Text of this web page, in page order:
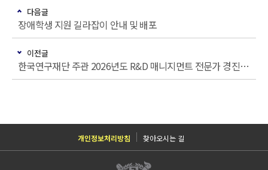
다음글
장애학생 지원 길라잡이 안내 및 배포
이전글
한국연구재단 주관 2026년도 R&D 매니지먼트 전문가 경진대회 개최 안내
개인정보처리방침 찾아오시는 길